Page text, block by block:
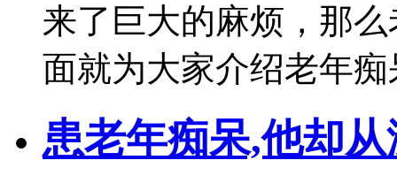
来了巨大的麻烦，那
面就为大家介绍老年
患老年痴呆,他却